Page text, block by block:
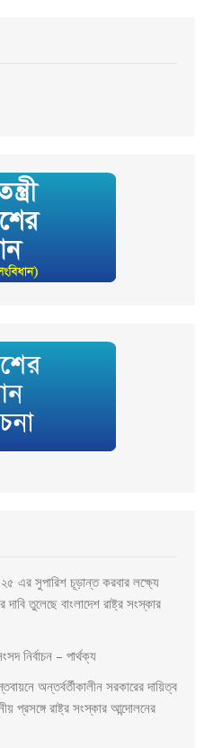
এর সুপারিশ চূড়ান্ত করবার লক্ষ্যে
তুলেছে বাংলাদেশ রাষ্ট্র সংস্কার
নির্বাচন – পার্থক্য
অন্তর্বর্তীকালীন সরকারের দায়িত্ব
প্রসঙ্গে রাষ্ট্র সংস্কার আন্দোলনের